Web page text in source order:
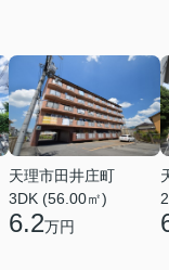
天理市田井庄町
3DK (56.00㎡)
6.2万円